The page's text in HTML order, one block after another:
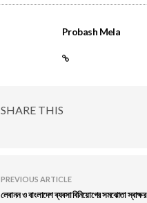
Probash Mela
SHARE THIS
PREVIOUS ARTICLE
লেবানন ও বাংলাদেশ ব্যবসা বিনিয়োগের সমঝোতা স্বাক্ষর